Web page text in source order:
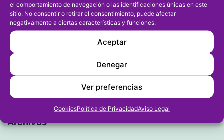
el comportamiento de navegación o las identificaciones únicas en este
sitio. No consentir o retirar el consentimiento, puede afectar
negativamente a ciertas características y funciones.
Aceptar
Denegar
Ver preferencias
CookiesPolítica de PrivacidadAviso Legal
de Dénia será la primera prueba de
2023 en la comarca
Archivos